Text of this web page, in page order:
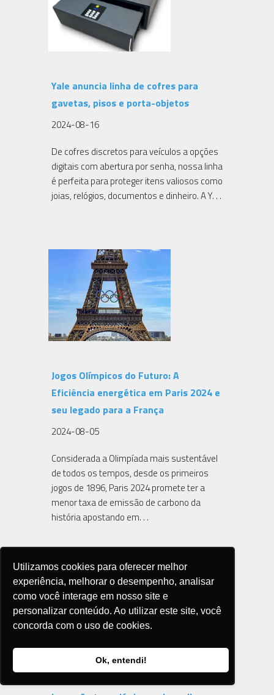
Utilizamos cookies para oferecer melhor
experiência, melhorar o desempenho, analisar
como você interage em nosso site e
personalizar conteúdo. Ao utilizar este site, você
concorda com o uso de cookies.
Ok, entendi!
Yale anuncia linha de cofres para
gavetas, pisos e porta-objetos
2024-08-16
De cofres discretos para veículos a opções
digitais com abertura por senha, nossa linha
é perfeita para proteger itens valiosos como
joias, relógios, documentos e dinheiro. A Y. . .
Jogos Olímpicos do Futuro: A
Eficiência energética em Paris 2024 e
seu legado para a França
2024-08-05
Considerada a Olimpíada mais sustentável
de todos os tempos, desde os primeiros
jogos de 1896, Paris 2024 promete ter a
menor taxa de emissão de carbono da
história apostando em. . .